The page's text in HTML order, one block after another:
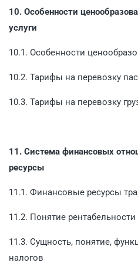
10. Особенности
услуги
10.1. Особенности
10.2. Тарифы на перевозку
10.3. Тарифы на перевозку
11. Система финансовых
ресурсы
11.1. Финансовые ресурсы
11.2. Понятие рентабельности
11.3. Сущность, понятие,
налогов